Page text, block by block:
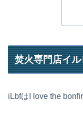
焚火専門店イル
iLbfはI love the